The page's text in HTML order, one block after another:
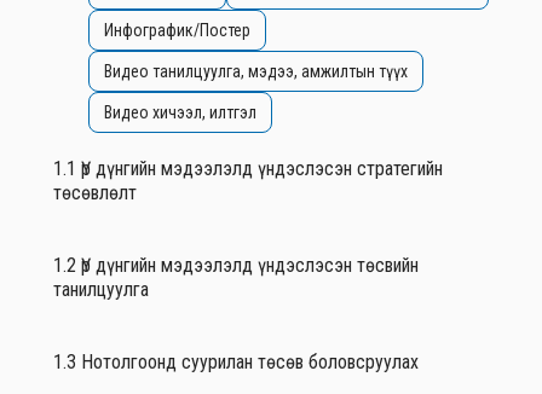
Инфографик/Постер
Видео танилцуулга, мэдээ, амжилтын түүх
Видео хичээл, илтгэл
1.1 Үр дүнгийн мэдээлэлд үндэслэсэн стратегийн
төсөвлөлт
1.2 Үр дүнгийн мэдээлэлд үндэслэсэн төсвийн
танилцуулга
1.3 Нотолгоонд суурилан төсөв боловсруулах